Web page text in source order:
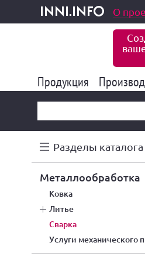
inni.info
и услуги О
Продукция 177 822
Разделы каталога
металлообработка
ковка
литье
сварка
услуги механического